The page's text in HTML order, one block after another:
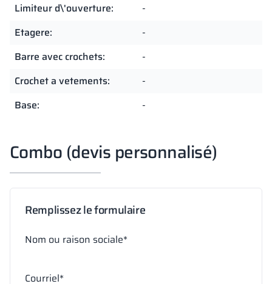
Limiteur d\'ouverture:
-
Etagere:
-
Barre avec crochets:
-
Crochet a vetements:
-
Base:
-
Combo (devis personnalisé)
Remplissez le formulaire
Nom ou raison sociale*
Courriel*